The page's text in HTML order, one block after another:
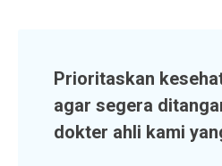
Prioritaskan
agar segera
dokter ahli kami